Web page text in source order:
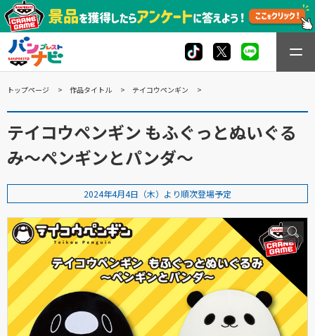
トップページ 作品タイトル テイコウペンギン
テイコウペンギン もふぐっとぬいぐる
み～ペンギンとパンダ～
2024年4月4日（木）より順次登場予定